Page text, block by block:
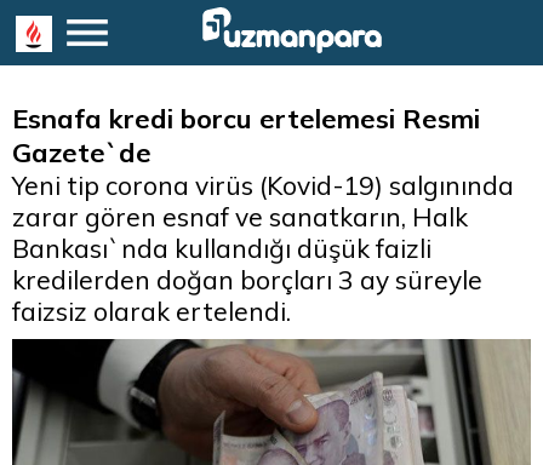
Esnafa kredi borcu ertelemesi Resmi
Gazete`de
Yeni tip corona virüs (Kovid-19) salgınında
zarar gören esnaf ve sanatkarın, Halk
Bankası`nda kullandığı düşük faizli
kredilerden doğan borçları 3 ay süreyle
faizsiz olarak ertelendi.